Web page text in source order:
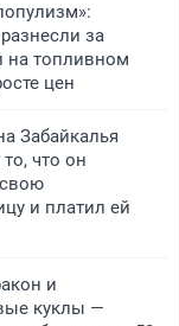
за
на топливном
цен
Забайкалья
что он
и платил ей
и
куклы —